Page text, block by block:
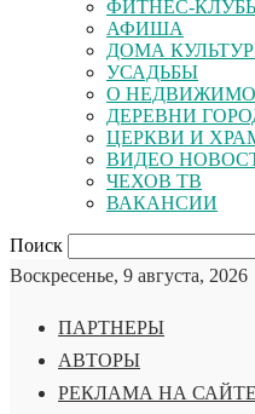
ФИТНЕС-
АФИША
ДОМА
УСАДЬБЫ
О
ДЕРЕВНИ
ЦЕРКВИ И
ВИДЕО
ЧЕХОВ ТВ
ВАКАНСИИ
Поиск
Воскресенье, 9 августа, 2026
ПАРТНЕРЫ
АВТОРЫ
РЕКЛАМА НА САЙТЕ